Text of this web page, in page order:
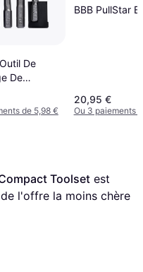
De
De
Matde 5,98 €
BBB PullStar
20,95 €
Ou 3 paiements
Toolset
l'offre la moins chère